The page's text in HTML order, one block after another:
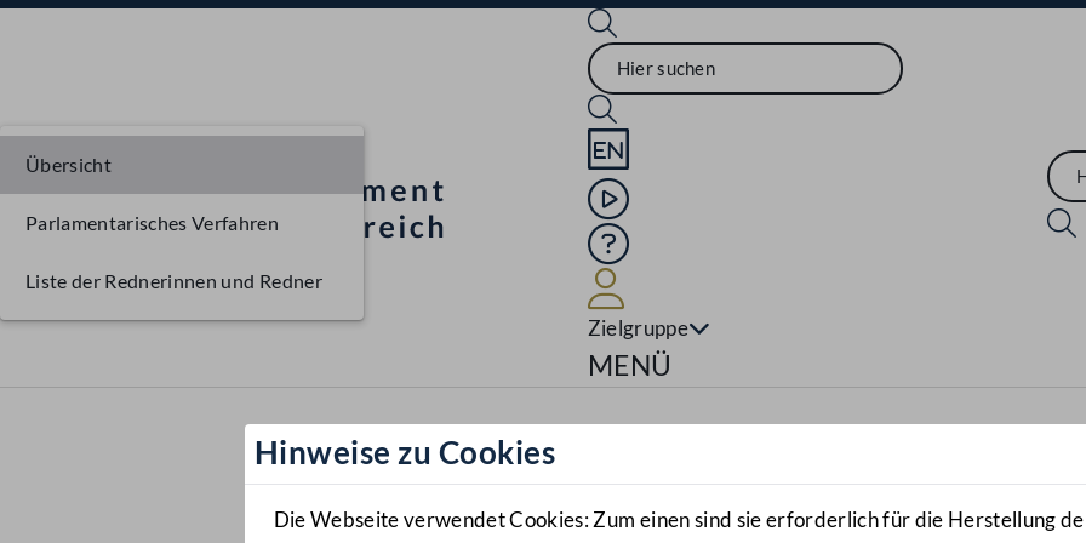
Sprache English
Mediathek
Hilfe
Zielgruppe
Navigationsmenü öffnen
MENÜ
Hinweise zu Cookies
Die Webseite verwendet Cookies: Zum einen sind sie erforderlich für die Herstellung
Übersicht
Parlamentarisches Verfahren
Liste der Rednerinnen und Redner